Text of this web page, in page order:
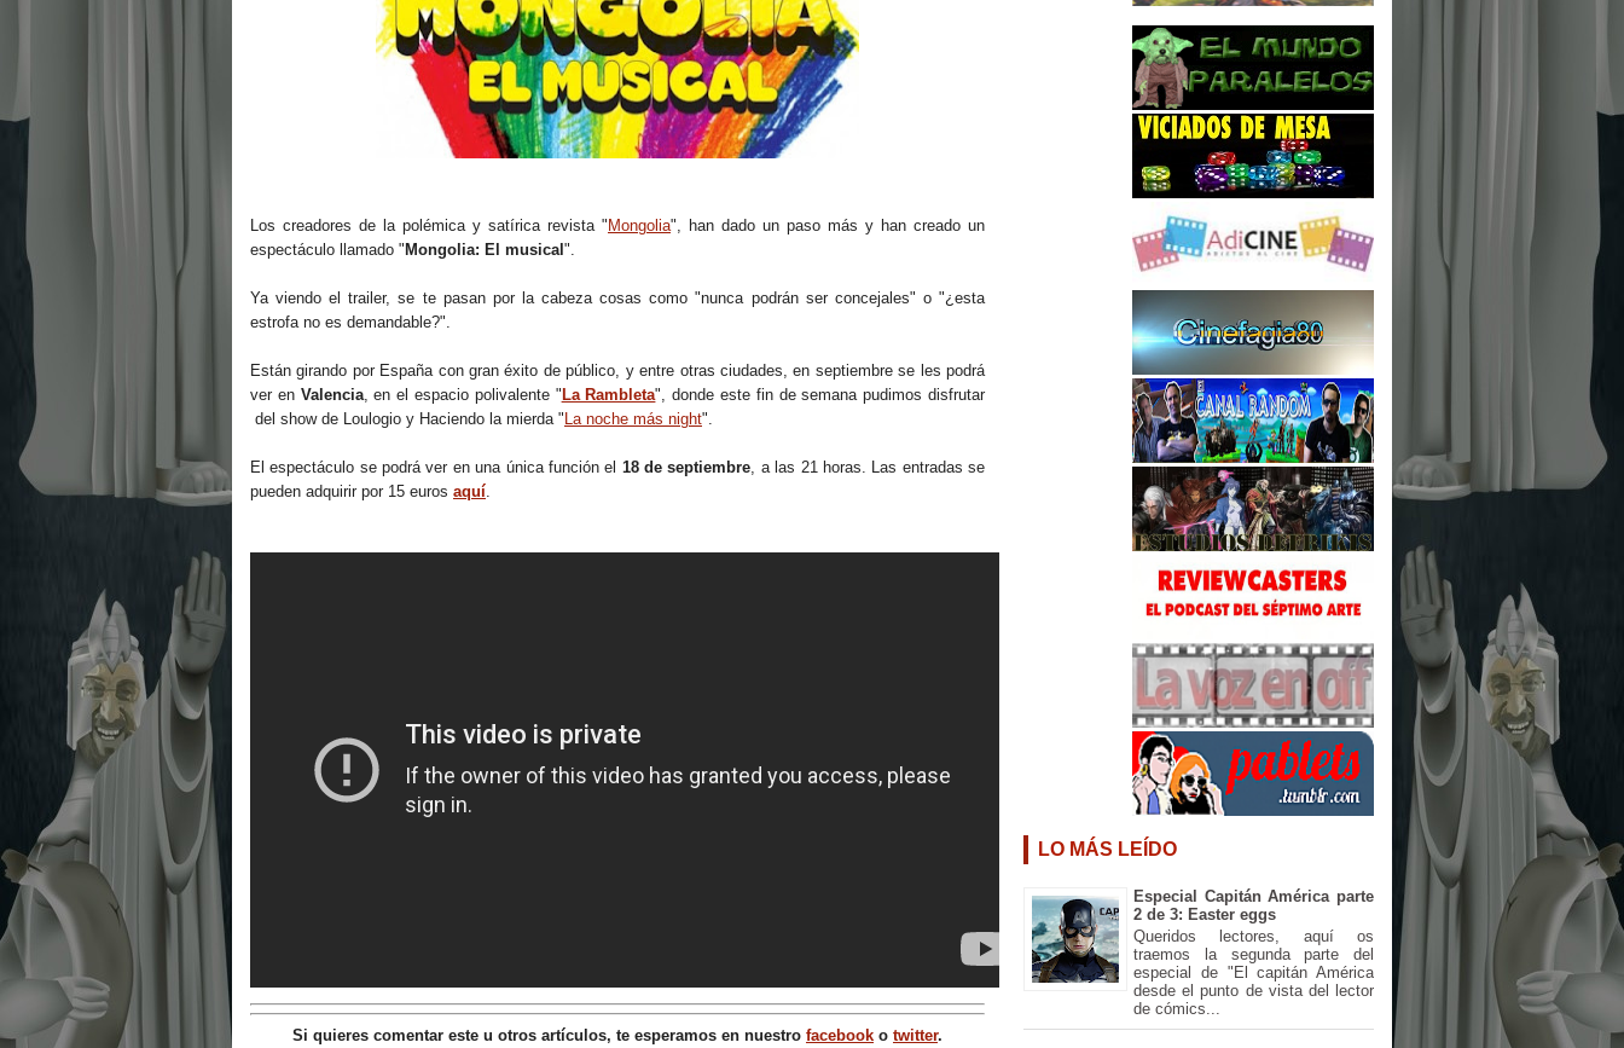
Los creadores de la polémica y satírica revista " Mongolia", han dado un paso más y han creado un
espectáculo llamado " Mongolia: El musical ".
Ya viendo el trailer, se te pasan por la cabeza cosas como "nunca podrán ser concejales" o "¿esta
estrofa no es demandable?".
Están girando por España con gran éxito de público, y entre otras ciudades, en septiembre se les podrá
ver en Valencia, en el espacio polivalente " La Rambleta", donde este fin de semana pudimos disfrutar
del show de Loulogio y Haciendo la mierda " La noche más night".
El espectáculo se podrá ver en una única función el 18 de septiembre, a las 21 horas. Las entradas se
pueden adquirir por 15 euros aquí.
Si quieres comentar este u otros artículos, te esperamos en nuestro facebook o twitter.
LO MÁS LEÍDO
Especial Capitán América parte
2 de 3: Easter eggs
Queridos lectores, aquí os
traemos la segunda parte del
especial de "El capitán América
desde el punto de vista del lector
de cómics...